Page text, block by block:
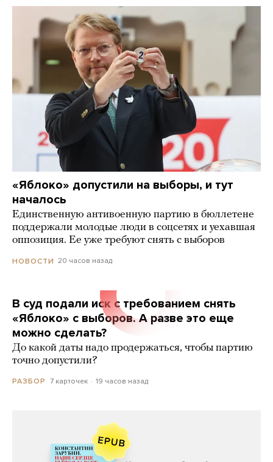
«Яблоко» допустили на выборы, и тут
началось
Единственную антивоенную партию в бюллетене
поддержали молодые люди в соцсетях и уехавшая
оппозиция. Ее уже требуют снять с выборов
НОВОСТИ 20 часов назад
В суд подали иск с требованием снять
«Яблоко» с выборов. А разве это еще
можно сделать?
До какой даты надо продержаться, чтобы партию
точно допустили?
РАЗБОР 7 карточек 19 часов назад